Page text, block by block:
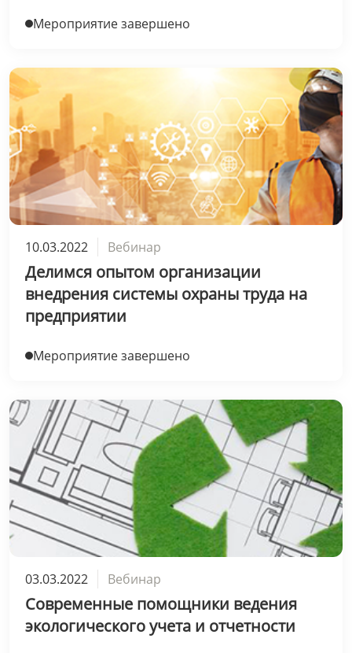
Мероприятие завершено
10.03.2022 Вебинар
Делимся опытом организации
внедрения системы охраны труда на
предприятии
Мероприятие завершено
03.03.2022 Вебинар
Современные помощники ведения
экологического учета и отчетности